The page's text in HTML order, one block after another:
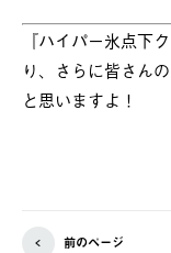
『ハイパー氷点下
り、さらに皆さん
と思いますよ！
前のページ